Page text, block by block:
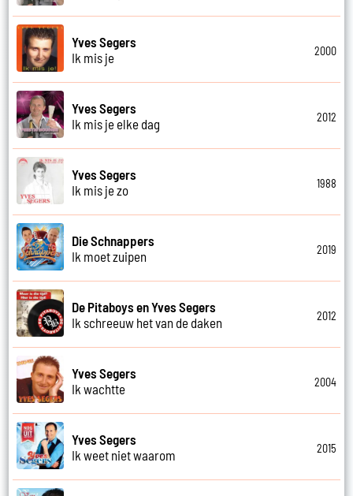
Yves Segers
Ik mis je
2000
Yves Segers
Ik mis je elke dag
2012
Yves Segers
Ik mis je zo
1988
Die Schnappers
Ik moet zuipen
2019
De Pitaboys en Yves Segers
Ik schreeuw het van de daken
2012
Yves Segers
Ik wachtte
2004
Yves Segers
Ik weet niet waarom
2015